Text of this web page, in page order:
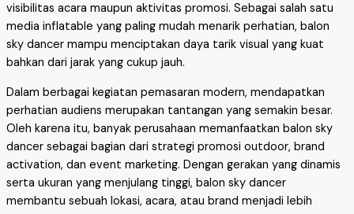
visibilitas acara maupun aktivitas promosi. Sebagai salah satu
media inflatable yang paling mudah menarik perhatian, balon
sky dancer mampu menciptakan daya tarik visual yang kuat
bahkan dari jarak yang cukup jauh.
Dalam berbagai kegiatan pemasaran modern, mendapatkan
perhatian audiens merupakan tantangan yang semakin besar.
Oleh karena itu, banyak perusahaan memanfaatkan balon sky
dancer sebagai bagian dari strategi promosi outdoor, brand
activation, dan event marketing. Dengan gerakan yang dinamis
serta ukuran yang menjulang tinggi, balon sky dancer
membantu sebuah lokasi, acara, atau brand menjadi lebih